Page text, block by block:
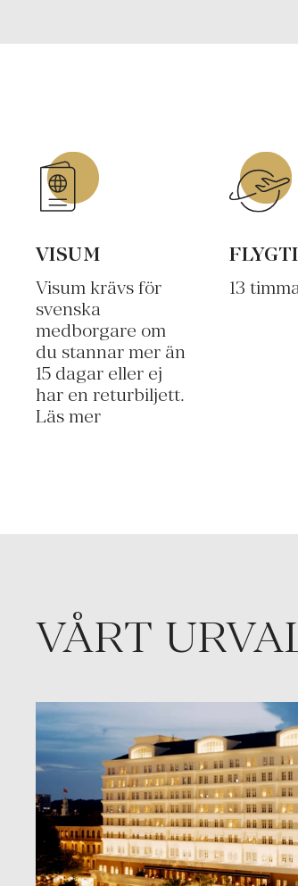
VISUM
Visum krävs för
svenska
medborgare om
du stannar mer än
15 dagar eller ej
har en returbiljett.
Läs mer
13
VÅRT